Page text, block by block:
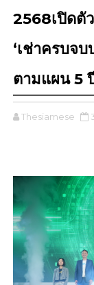
2568เปิดตั
‘เช่าครบจ
ตามแผน 5
Thesiamese